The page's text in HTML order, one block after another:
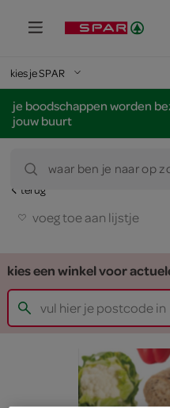
kies je SPAR
je boodschappen worden
jouw buurt
waar ben je naar op
terug
voeg toe aan lijstje
kies een winkel voor